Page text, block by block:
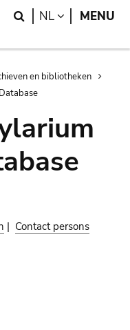
Search
NL LANGUAGE
MENU
en bibliotheken
| Contact persons